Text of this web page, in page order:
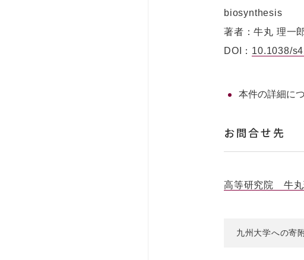
biosynthesis
著者：牛丸 理一
DOI： 10.1038/
本件の詳細に
お問合せ先
高等研究院 牛
九州大学への寄